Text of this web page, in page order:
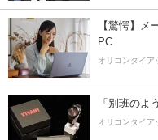
【驚愕】
PC
オリコンタイア
「別班の
オリコンタイア